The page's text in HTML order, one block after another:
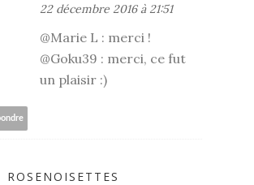
22 décembre 2016 à 21:51
@Marie L : merci !
@Goku39 : merci, ce fut
un plaisir :)
ROSENOISETTES